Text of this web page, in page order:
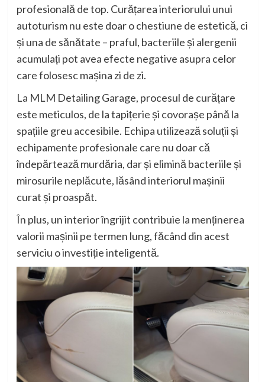
profesională de top. Curățarea interiorului unui
autoturism nu este doar o chestiune de estetică, ci
și una de sănătate – praful, bacteriile și alergenii
acumulați pot avea efecte negative asupra celor
care folosesc mașina zi de zi.
La MLM Detailing Garage, procesul de curățare
este meticulos, de la tapițerie și covorașe până la
spațiile greu accesibile. Echipa utilizează soluții și
echipamente profesionale care nu doar că
îndepărtează murdăria, dar și elimină bacteriile și
mirosurile neplăcute, lăsând interiorul mașinii
curat și proaspăt.
În plus, un interior îngrijit contribuie la menținerea
valorii mașinii pe termen lung, făcând din acest
serviciu o investiție inteligentă.